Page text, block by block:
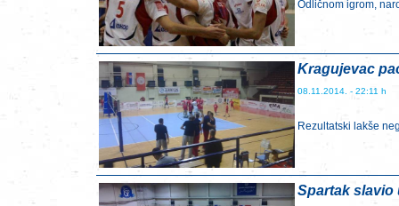
Odličnom igrom,
Kragujevac
08.11.2014. - 22:11 h
Rezultatski lakše
Spartak slavio